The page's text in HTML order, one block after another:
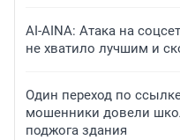
AI-AINA: Атака на
не хватило лучшим и
Один переход по
мошенники довели
поджога здания